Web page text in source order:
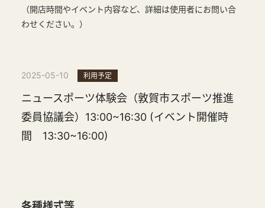
（開店時間やイベント内容など、詳細は使用者にお問い合
わせください。）
2025-05-10 利用予定
ニュースポーツ体験会（敦賀市スポーツ推進
委員協議会）13:00~16:30 (イベント開催時
間 13:30~16:00)